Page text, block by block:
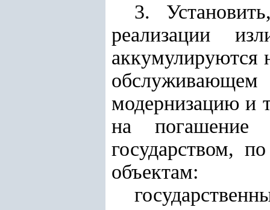
3.
реализации
аккумулируются
обслуживающем
модернизацию и
на погашение
государством,
объектам: